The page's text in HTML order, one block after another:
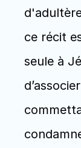
ce récit
seule à